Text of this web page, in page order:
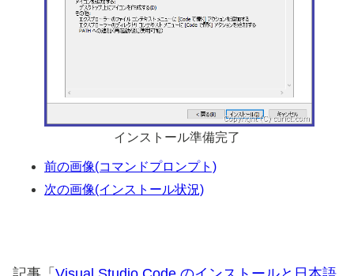
インストール準備完了
前の画像(コマンドプロンプト)
次の画像(インストール状況)